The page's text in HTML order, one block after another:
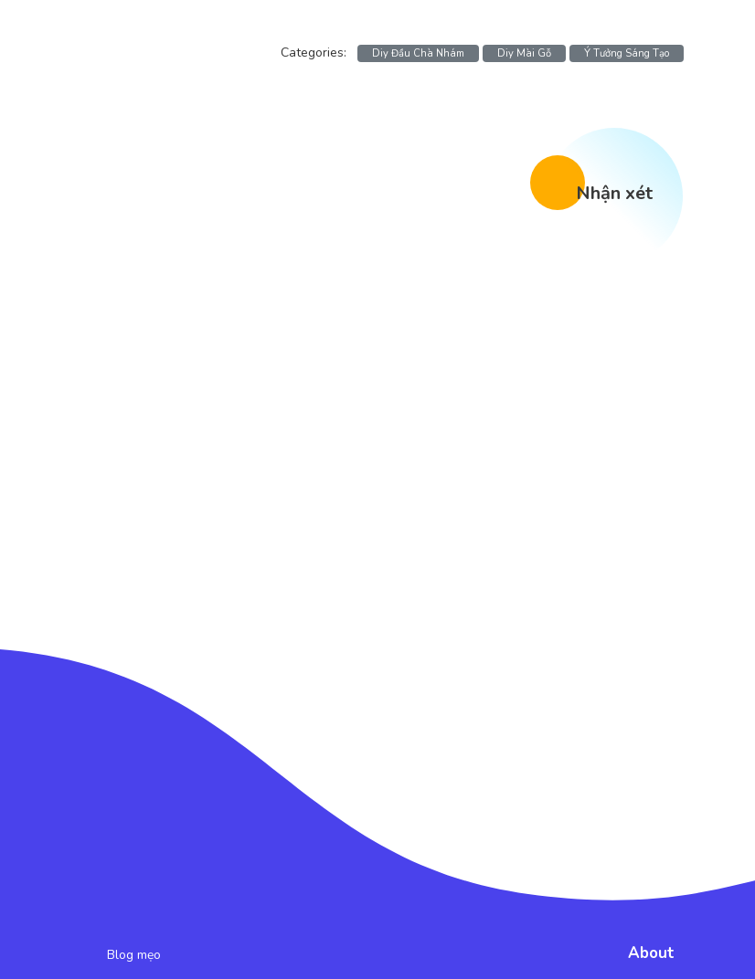
Categories: Diy Đầu Chà Nhám Diy Mài Gỗ Ý Tưởng Sáng Tạo
Nhận xét
Blog mẹo About